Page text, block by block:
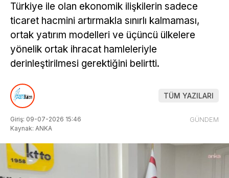
Türkiye ile olan ekonomik ilişkilerin sadece
ticaret hacmini artırmakla sınırlı kalmaması,
ortak yatırım modelleri ve üçüncü ülkelere
yönelik ortak ihracat hamleleriyle
derinleştirilmesi gerektiğini belirtti.
TÜM YAZILARI
Giriş: 09-07-2026 15:46
Kaynak: ANKA
GÜNDEM